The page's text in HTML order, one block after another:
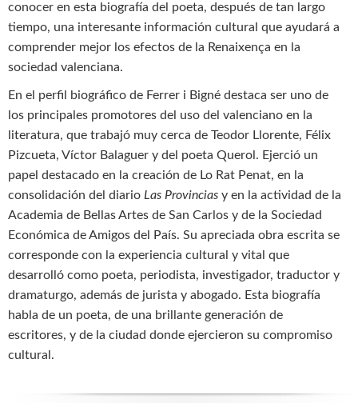
conocer en esta biografía del poeta, después de tan largo
tiempo, una interesante información cultural que ayudará a
comprender mejor los efectos de la Renaixença en la
sociedad valenciana.
En el perfil biográfico de Ferrer i Bigné destaca ser uno de
los principales promotores del uso del valenciano en la
literatura, que trabajó muy cerca de Teodor Llorente, Félix
Pizcueta, Víctor Balaguer y del poeta Querol. Ejerció un
papel destacado en la creación de Lo Rat Penat, en la
consolidación del diario Las Provincias y en la actividad de la
Academia de Bellas Artes de San Carlos y de la Sociedad
Económica de Amigos del País. Su apreciada obra escrita se
corresponde con la experiencia cultural y vital que
desarrolló como poeta, periodista, investigador, traductor y
dramaturgo, además de jurista y abogado. Esta biografía
habla de un poeta, de una brillante generación de
escritores, y de la ciudad donde ejercieron su compromiso
cultural.